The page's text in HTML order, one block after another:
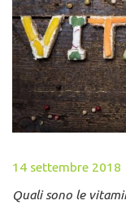
14 settembre 2018
Quali sono le